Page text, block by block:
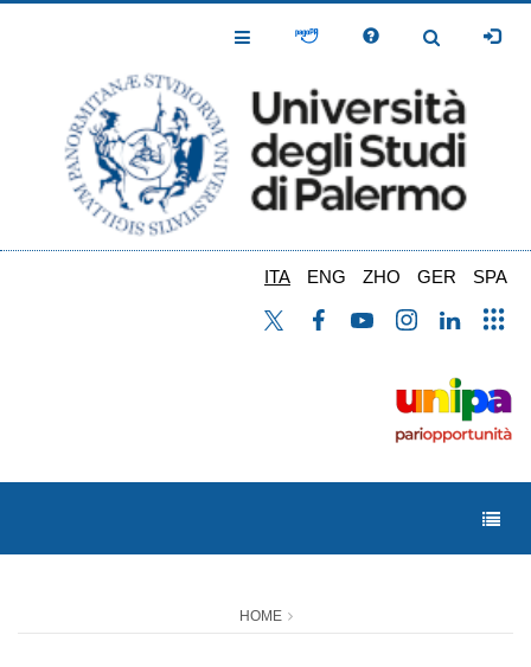
Toggle
Toggle
ITA ENG ZHO GER SPA
HOME